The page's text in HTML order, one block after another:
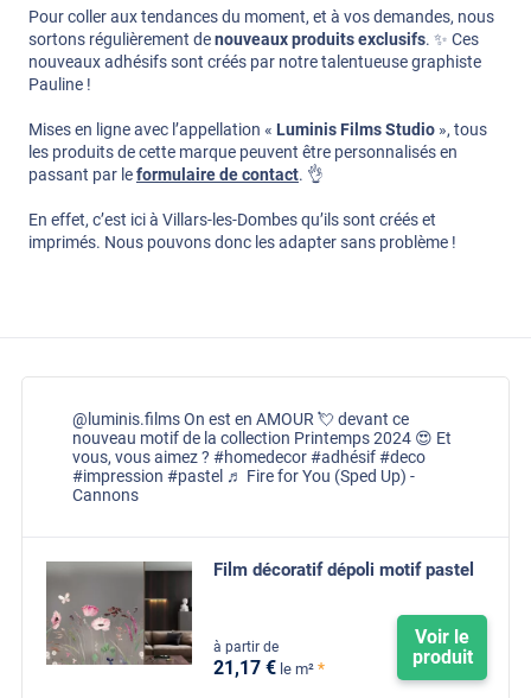
Pour coller aux tendances du moment, et à vos demandes, nous
sortons régulièrement denouveaux produits exclusifs. ✨ Ces
nouveaux adhésifs sont créés par notre talentueuse graphiste
Pauline !
Mises en ligne avec l’appellation « Luminis Films Studio », tous
les produits de cette marque peuvent être personnalisés en
passant par leformulaire de contact. 👌
En effet, c’est ici à Villars-les-Dombes qu’ils sont créés et
imprimés. Nous pouvons donc les adapter sans problème !
@luminis.filmsOn est en AMOUR 💘 devant ce
nouveau motif de la collection Printemps 2024 😍 Et
vous, vous aimez ? #homedecor#adhésif#deco
#impression #pastel ♬ Fire for You (Sped Up) -
Cannons
Film décoratif dépoli motif pastel
à partir de
21,17 € le m² *
Voir le
produit